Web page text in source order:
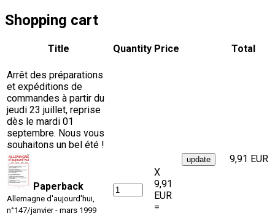
Shopping cart
Arrêt des préparations
et expéditions de
commandes à partir du
jeudi 23 juillet, reprise
dès le mardi 01
septembre. Nous vous
souhaitons un bel été !
Title Quantity Price Total
Paperback
Allemagne d'aujourd'hui,
n°147/janvier - mars 1999
X
9,91
EUR
=
9,91 EUR